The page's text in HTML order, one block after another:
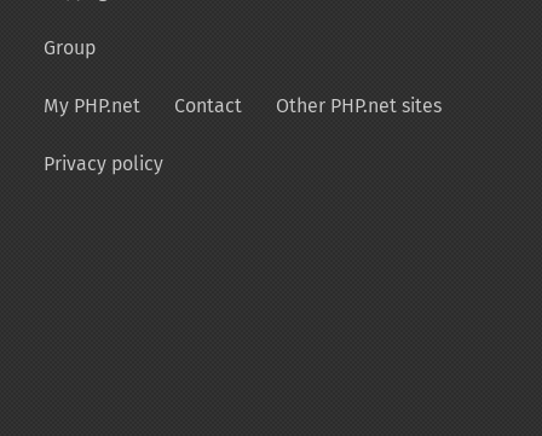
Group
My PHP.net Contact Other PHP.net sites
Privacy policy